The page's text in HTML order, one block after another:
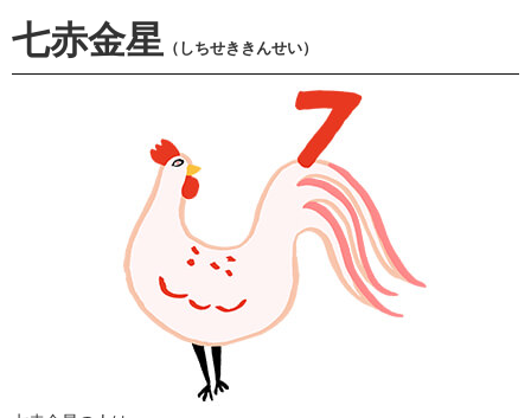
七赤金星 （しちせききんせい）